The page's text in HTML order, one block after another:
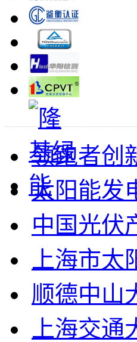
领跑者创
太阳能发
中国光伏
上海市太
顺德中山
上海交